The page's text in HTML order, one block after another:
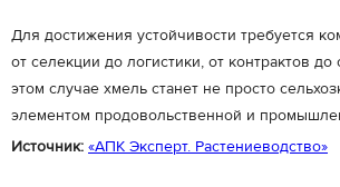
Для достижения устойчивости требуется
от селекции до логистики, от контрактов до
этом случае хмель станет не просто
элементом продовольственной и
Источник: «АПК Эксперт. Растениеводство»